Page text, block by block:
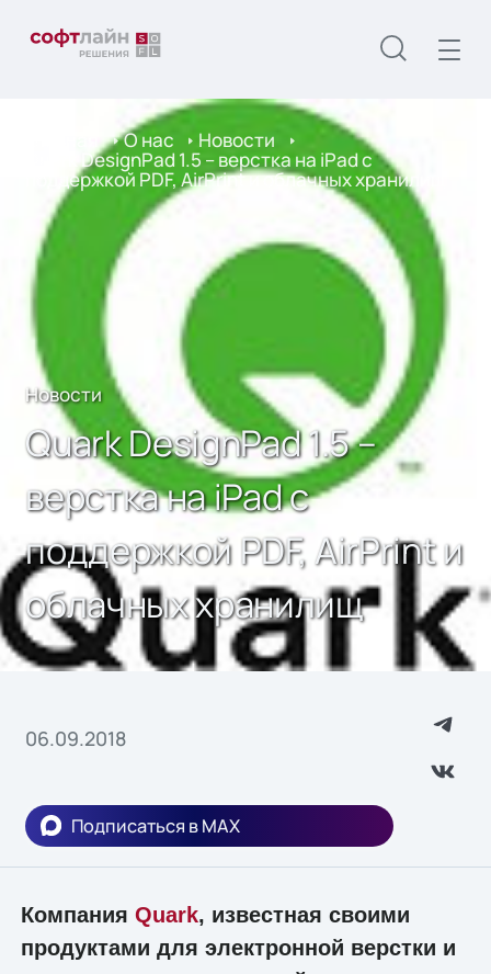
О нас Новости
Quark DesignPad 1.5 – верстка на iPad с
поддержкой PDF, AirPrint и облачных хранилищ
Новости
Quark DesignPad 1.5 –
верстка на iPad с
поддержкой PDF, AirPrint и
облачных хранилищ
06.09.2018
Подписаться в MAX
Компания Quark, известная своими
продуктами для электронной верстки и